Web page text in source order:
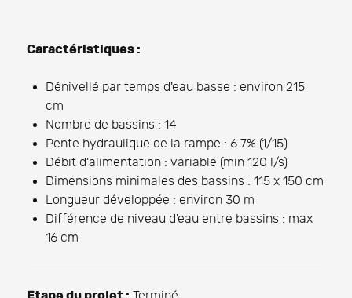
Caractéristiques :
Dénivellé par temps d'eau basse : environ 215
cm
Nombre de bassins : 14
Pente hydraulique de la rampe : 6.7% (1/15)
Débit d'alimentation : variable (min 120 l/s)
Dimensions minimales des bassins : 115 x 150 cm
Longueur développée : environ 30 m
Différence de niveau d'eau entre bassins : max
16 cm